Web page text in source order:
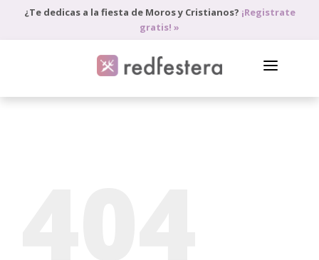
¿Te dedicas a la fiesta de Moros y Cristianos? ¡Registrate
gratis! »